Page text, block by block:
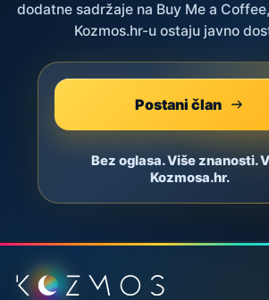
dodatne sadržaje na Buy Me a
Kozmos.hr-u ostaju javno
Postani član
Bez oglasa. Više znanosti.
Kozmosa.hr.
Podnožje stranice